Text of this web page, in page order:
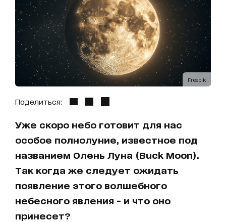
Freepik
Поделиться:
Уже скоро небо готовит для нас
особое полнолуние, известное под
названием Олень Луна (Buck Moon).
Так когда же следует ожидать
появление этого волшебного
небесного явления - и что оно
принесет?